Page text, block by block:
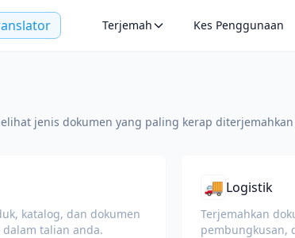
Terjemah Kes Penggunaan
jenis dokumen yang paling kerap
katalog, dan dokumen
talian anda.
🚚 Logistik
Terjemahkan
pembungkusan,